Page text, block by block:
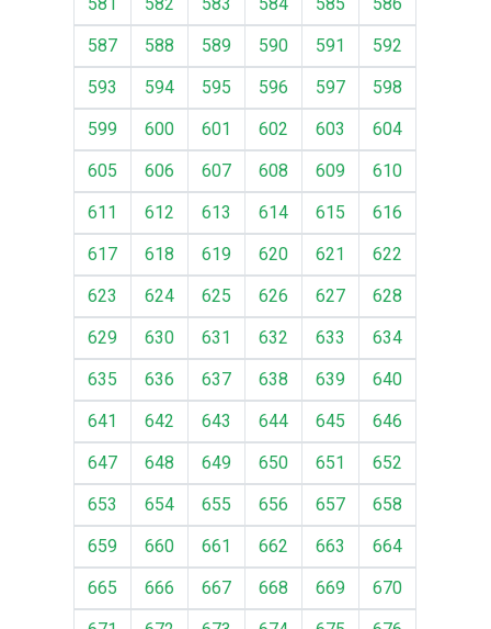
587
588 589 590 591
592
593
594 595 596 597
598
599
600 601 602 603
604
605
606 607 608 609
610
611
612 613 614 615
616
617
618 619 620 621
622
623
624 625 626 627
628
629
630 631 632 633
634
635
636 637 638 639
640
641
642 643 644 645
646
647
648 649 650 651
652
653
654 655 656 657
658
659
660 661 662 663
664
665
666 667 668 669
670